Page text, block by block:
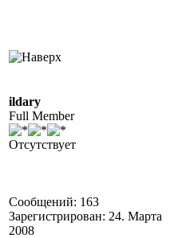
ildary
Full Member
Отсутствует
Сообщений: 163
Зарегистрирован: 24. Марта
2008